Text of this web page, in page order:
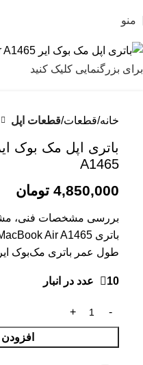
منو
برای بزرگنمایی کلیک کنید
خانه قطعات قطعات اپل
A1465
4,850,000 تومان
بررسی مشخصات فنی،
طول عمر باتری مک‌بوک ایر ۱۱ اینچی مدل ۲۰۱۲ تا ۲۰۱۵.
10 عدد در انبار